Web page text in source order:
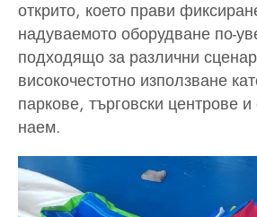
открито, което прави
надуваемото оборудване по-
подходящо за различни
високочестотно използване
паркове, търговски центрове
наем.